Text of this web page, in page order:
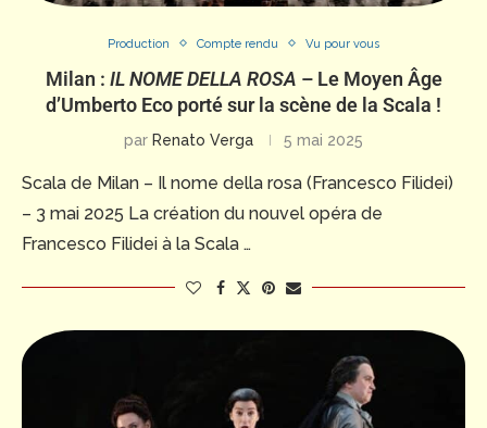
Production Compte rendu Vu pour vous
Milan : IL NOME DELLA ROSA – Le Moyen Âge
d’Umberto Eco porté sur la scène de la Scala !
par Renato Verga 5 mai 2025
Scala de Milan – Il nome della rosa (Francesco Filidei)
– 3 mai 2025 La création du nouvel opéra de
Francesco Filidei à la Scala …